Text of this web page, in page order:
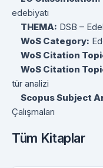
edebiyatı
THEMA: DSB –
WoS Category:
WoS Citation
WoS Citation
tür analizi
Scopus Subject
Çalışmaları
Tüm Kitaplar